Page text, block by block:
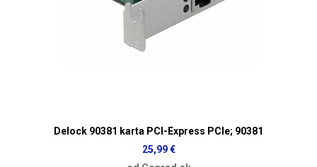
Delock 90381 karta PCI-Express PCIe; 90381
25,99 €